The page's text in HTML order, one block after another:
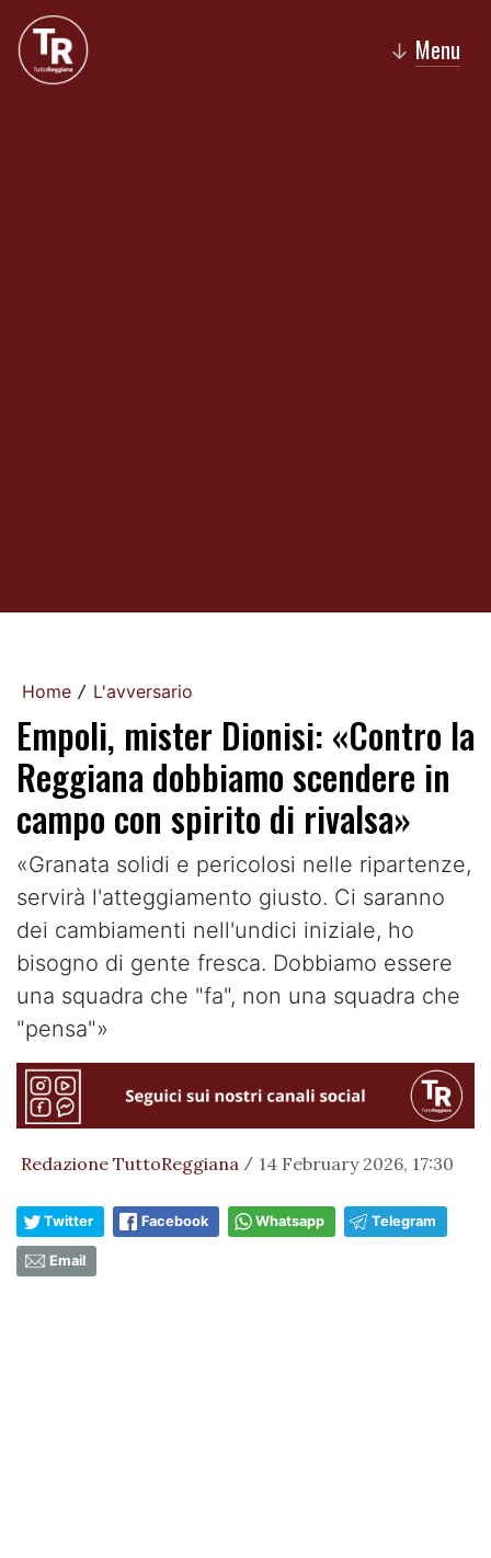
↓ Menu
Home / L'avversario
Empoli, mister Dionisi: «Contro la
Reggiana dobbiamo scendere in
campo con spirito di rivalsa»
«Granata solidi e pericolosi nelle ripartenze,
servirà l'atteggiamento giusto. Ci saranno
dei cambiamenti nell'undici iniziale, ho
bisogno di gente fresca. Dobbiamo essere
una squadra che "fa", non una squadra che
"pensa"»
Redazione TuttoReggiana / 14 February 2026, 17:30
Twitter Facebook Whatsapp Telegram
Email